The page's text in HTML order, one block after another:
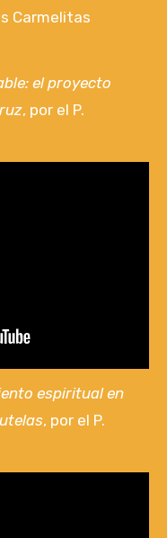
Carmelitas
el proyecto
, por el P.
espiritual en
, por el P.